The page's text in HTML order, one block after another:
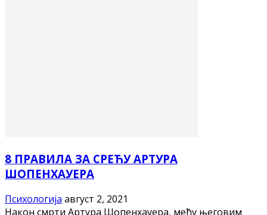
8 ПРАВИЛА ЗА СРЕЋУ АРТУРА
ШОПЕНХАУЕРА
Психологија август 2, 2021
Након смрти Артура Шопенхауера, међу његовим